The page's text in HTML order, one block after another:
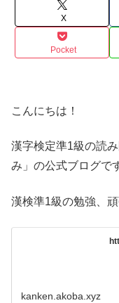
X
Pocket
こんにちは！
漢字検定準1級の読
み」の公式ブログで
漢検準1級の勉強、
kanken.akoba.xyz